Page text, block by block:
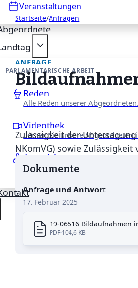
Veranstaltungen
PARLAMENTARISCHE ARBEIT
Reden
Alle Reden unserer Abgeordneten.
Videothek
Lernen Sie unsere
Ausschüsse
Erfahren Sie mehr über unsere
Startseite/Anfragen
ANFRAGE
Zulässigkeit der
NKomVG) sowie
Dokumente
Anfrage und Antwort
17. Februar 2025
19-06516 Bildaufnahmen
PDF 104,6 KB